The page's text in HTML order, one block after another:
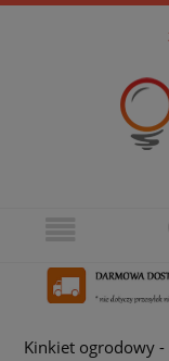
Kinkiet ogrodowy -